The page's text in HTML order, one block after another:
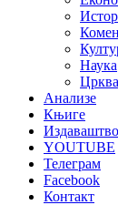
Наука
Црква
Анализе
Књиге
Издаваштво
YOUTUBE
Телеграм
Facebook
Контакт